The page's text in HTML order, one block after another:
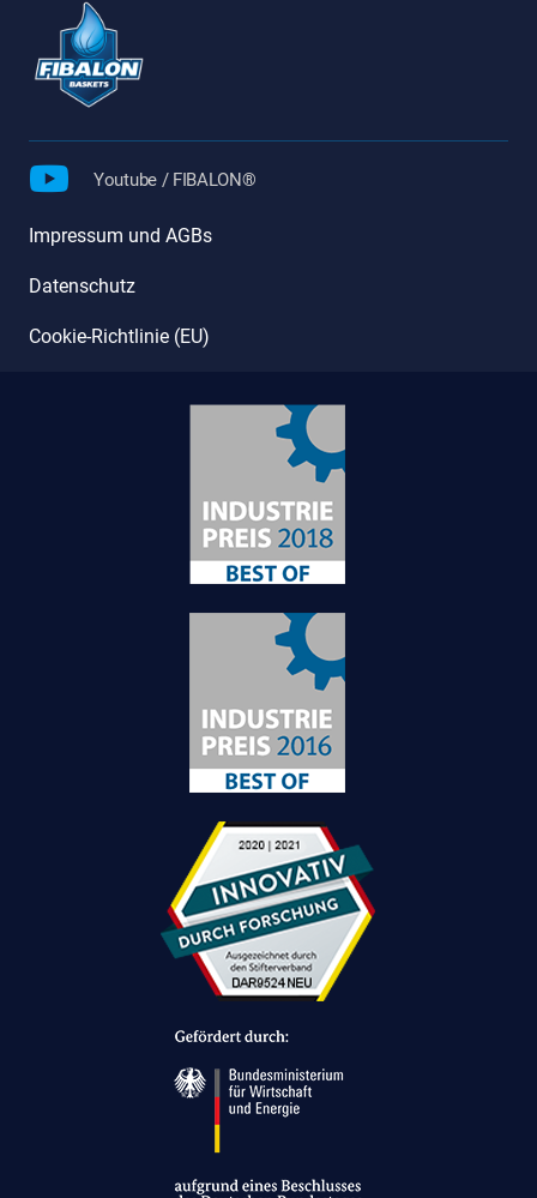
Youtube / FIBALON®
Impressum und AGBs
Datenschutz
Cookie-Richtlinie (EU)